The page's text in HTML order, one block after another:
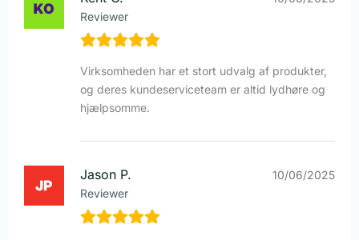
Reviewer
Virksomheden har et stort udvalg af produkter,
og deres kundeserviceteam er altid lydhøre og
hjælpsomme.
Jason P.
Reviewer
10/06/2025